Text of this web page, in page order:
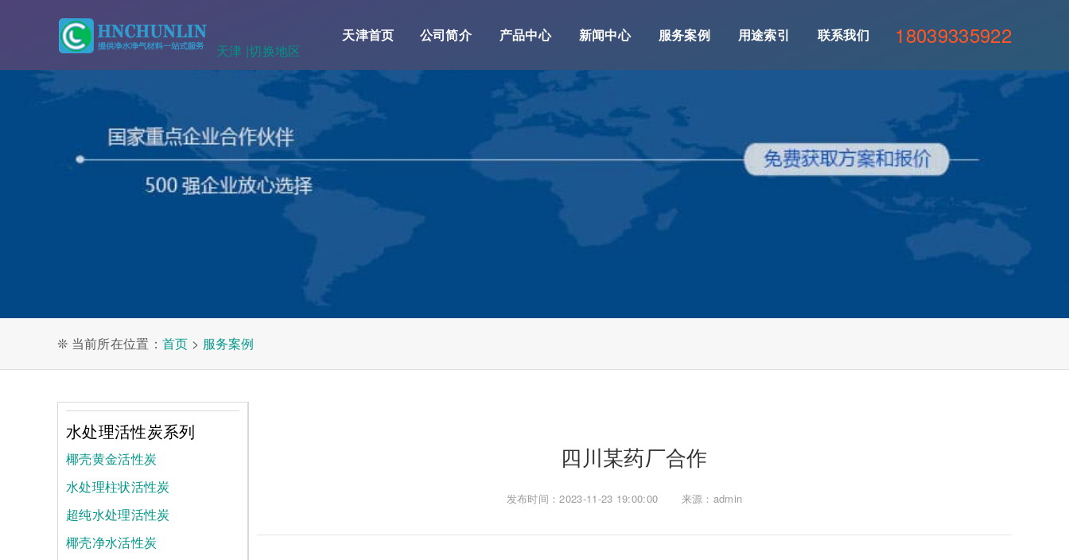
天津 |切换地区
天津首页 公司简介 产品中心 新闻中心 服务案例 用途索引 联系我们 18039335922
❊ 当前所在位置： 首页 > 服务案例
四川某药厂合作
发布时间：2023-11-23 19:00:00 来源：admin
水处理活性炭系列
椰壳黄金活性炭
水处理柱状活性炭
超纯水处理活性炭
椰壳净水活性炭